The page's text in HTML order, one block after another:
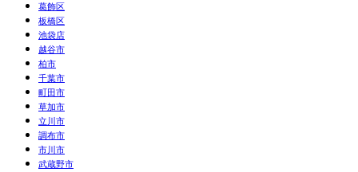
葛飾区
板橋区
池袋店
越谷市
柏市
千葉市
町田市
草加市
立川市
調布市
市川市
武蔵野市